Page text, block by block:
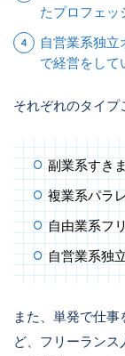
たプロフェッ
自営業系独立
で経営をして
それぞれのタイプ
副業系すき
複業系パラ
自由業系フ
自営業系独
また、単発で仕
ど、フリーラン